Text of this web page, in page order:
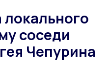
соседи
Чепурина